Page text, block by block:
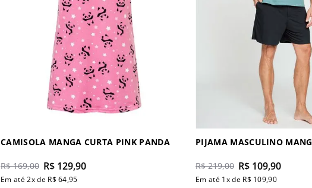
CAMISOLA MANGA CURTA PINK PANDA
R$ 169,00 R$ 129,90
Em até2x de R$ 64,95
PIJAMA MASCULINO
R$ 219,00 R$ 109,90
Em até 1x de R$ 109,90